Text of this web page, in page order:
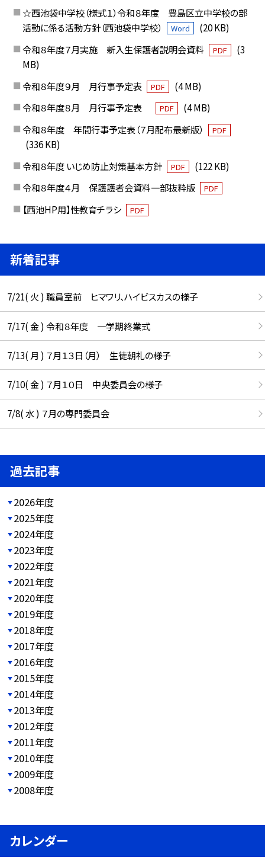
☆西池袋中学校（様式１）令和８年度 豊島区立中学校の部
活動に係る活動方針（西池袋中学校）
Word
(20 KB)
令和８年度７月実施 新入生保護者説明会資料
PDF
(3
MB)
令和８年度９月 月行事予定表
PDF
(4 MB)
令和８年度８月 月行事予定表
PDF
(4 MB)
令和８年度 年間行事予定表（７月配布最新版）
PDF
(336 KB)
令和８年度 いじめ防止対策基本方針
PDF
(122 KB)
令和８年度４月 保護護者会資料一部抜粋版
PDF
【西池HP用】性教育チラシ PDF
新着記事
7/21( 火 ) 職員室前 ヒマワリ、ハイビスカスの様子
7/17( 金 ) 令和８年度 一学期終業式
7/13( 月 ) ７月１３日（月） 生徒朝礼の様子
7/10( 金 ) ７月１０日 中央委員会の様子
7/8( 水 ) ７月の専門委員会
過去記事
2026年度
2025年度
2024年度
2023年度
2022年度
2021年度
2020年度
2019年度
2018年度
2017年度
2016年度
2015年度
2014年度
2013年度
2012年度
2011年度
2010年度
2009年度
2008年度
カレンダー